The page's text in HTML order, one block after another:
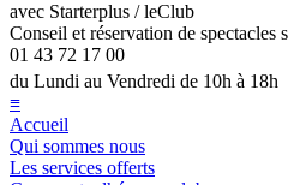
avec Starterplus / leClub
Conseil et réservation de spectacles
01 43 72 17 00
du Lundi au Vendredi de 10h à
≡
Accueil
Qui sommes nous
Les services offerts